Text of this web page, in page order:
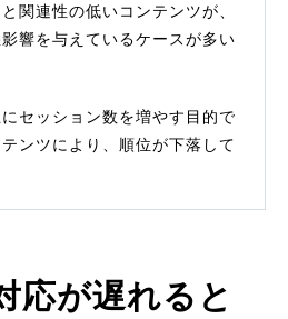
関連性の低いコンテンツが、
響を与えているケースが多い
セッション数を増やす目的で
ンツにより、順位が下落して
応が遅れると